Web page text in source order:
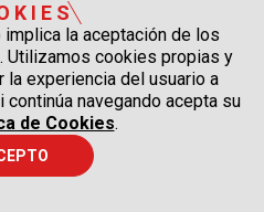
la aceptación de los
. Utilizamos cookies propias y
la experiencia del usuario a
navegando acepta su
de Cookies.